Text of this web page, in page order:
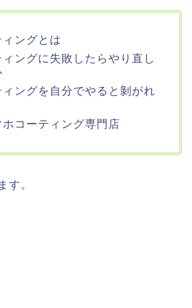
ングとは
ングに失敗したらやり直し
ィングを自分でやると剝がれ
コーティング専門店
す。